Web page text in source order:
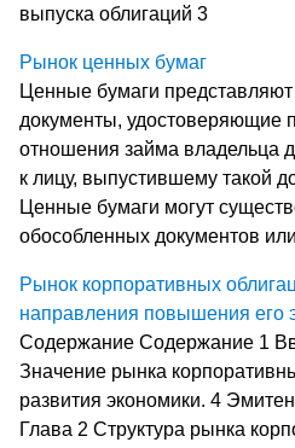
выпуска облигаций 3
Рынок ценных бумаг
Ценные бумаги
документы, удостоверяющие
отношения займа владельца
к лицу, выпустившему такой
Ценные бумаги могут
обособленных документов
Рынок корпоративных
направления повышения его
Содержание Содержание 1
Значение рынка
развития экономики. 4
Глава 2 Структура рынка